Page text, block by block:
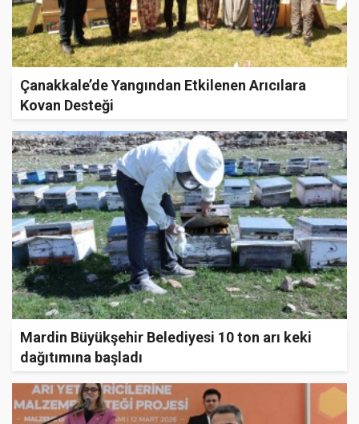
Çanakkale’de Yangından Etkilenen Arıcılara
Kovan Desteği
Mardin Büyükşehir Belediyesi 10 ton arı keki
dağıtımına başladı